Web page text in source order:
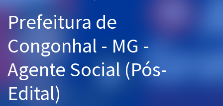
Cursos 20% OFF
Pós
Graduação
OAB
Prefeitura de
Congonhal - MG -
Agente Social (Pós-
Edital)